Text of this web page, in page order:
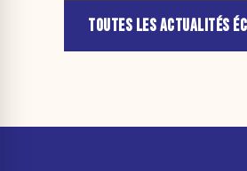
TOUTES LES ACTUALITÉS